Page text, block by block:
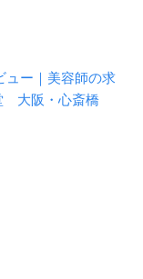
ュー｜美容師の求
大阪・心斎橋